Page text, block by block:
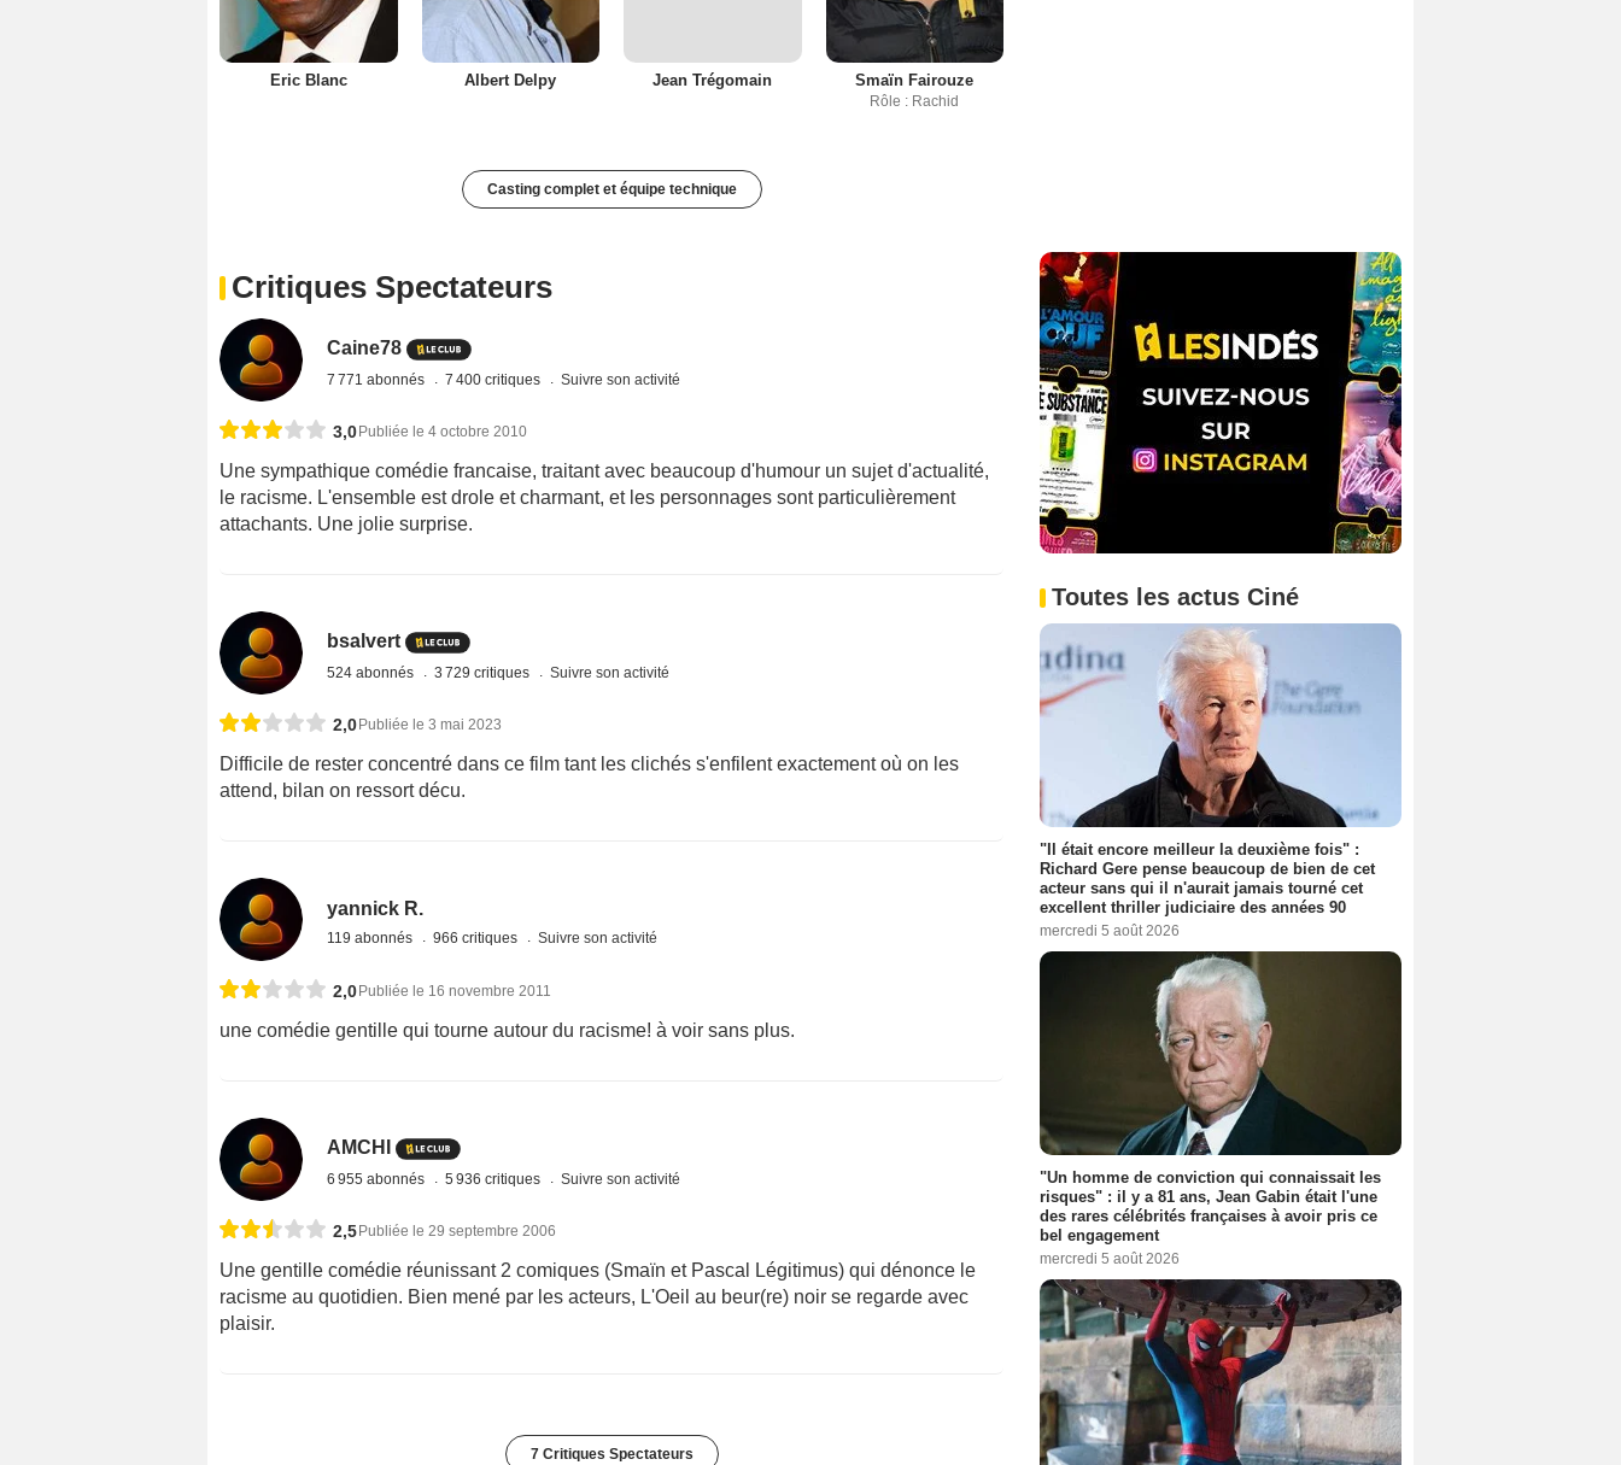
Eric Blanc Albert Delpy Jean Trégomain Smaïn Fairouze
Rôle : Rachid
Casting complet et équipe technique
Critiques Spectateurs
Caine78
7 771 abonnés 7 400 critiques Suivre son activité
3,0 Publiée le 4 octobre 2010
Une sympathique comédie francaise, traitant avec beaucoup d'humour un sujet d'actualité,
le racisme. L'ensemble est drole et charmant, et les personnages sont particulièrement
attachants. Une jolie surprise.
bsalvert
524 abonnés 3 729 critiques Suivre son activité
2,0 Publiée le 3 mai 2023
Difficile de rester concentré dans ce film tant les clichés s'enfilent exactement où on les
attend, bilan on ressort décu.
yannick R.
119 abonnés 966 critiques Suivre son activité
2,0 Publiée le 16 novembre 2011
une comédie gentille qui tourne autour du racisme! à voir sans plus.
AMCHI
6 955 abonnés 5 936 critiques Suivre son activité
2,5 Publiée le 29 septembre 2006
Une gentille comédie réunissant 2 comiques (Smaïn et Pascal Légitimus) qui dénonce le
racisme au quotidien. Bien mené par les acteurs, L'Oeil au beur(re) noir se regarde avec
plaisir.
7 Critiques Spectateurs
Toutes les actus Ciné
"Il était encore meilleur la deuxième fois" :
Richard Gere pense beaucoup de bien de cet
acteur sans qui il n'aurait jamais tourné cet
excellent thriller judiciaire des années 90
mercredi 5 août 2026
"Un homme de conviction qui connaissait les
risques" : il y a 81 ans, Jean Gabin était l'une
des rares célébrités françaises à avoir pris ce
bel engagement
mercredi 5 août 2026